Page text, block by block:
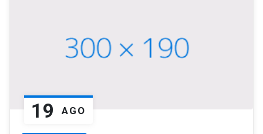
19 AGO